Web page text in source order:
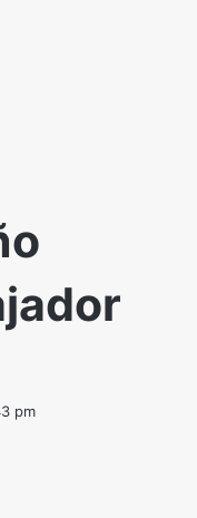
pm